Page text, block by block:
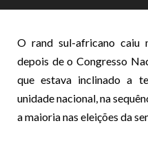
O rand sul-africano caiu
depois de o Congresso
que estava inclinado a
unidade nacional, na
a maioria nas eleições da